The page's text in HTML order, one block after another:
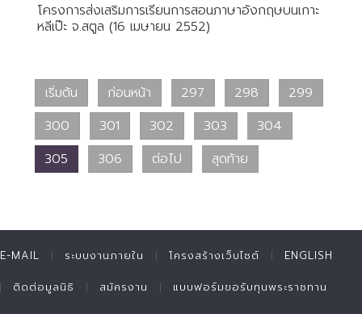
โครงการส่งเสริมการเรียนการสอนภาษาอังกฤษบนเกาะ
หลีเป๊ะ จ.สตูล (16 เมษายน 2552)
เริ่มต้น ก่อนหน้า 297 298
299
300
301 302 303
304
305
306 ต่อไป สุดท้าย
E-MAIL ระบบงานภายใน โครงสร้างเว็บไซต์ ENGLISH
ติดต่อมูลนิธิ สมัครงาน แบบฟอร์มขอรับทุนพระราชทาน